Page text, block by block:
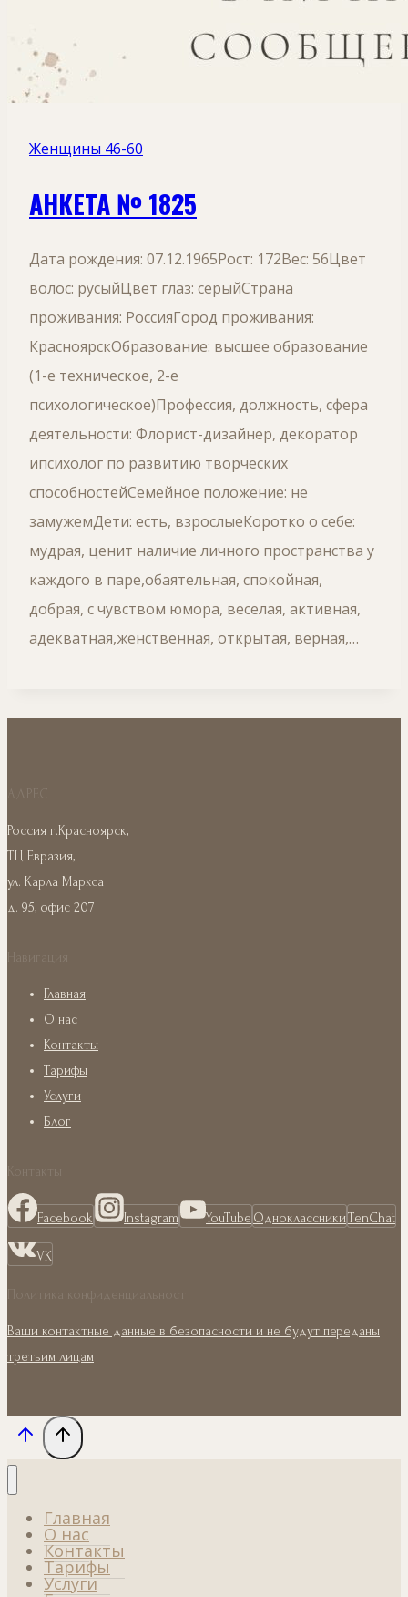
Женщины 46-60
АНКЕТА № 1825
Дата рождения: 07.12.1965Рост: 172Вес: 56Цвет
волос: русыйЦвет глаз: серыйСтрана
проживания: РоссияГород проживания:
КрасноярскОбразование: высшее образование
(1-е техническое, 2-е
психологическое)Профессия, должность, сфера
деятельности: Флорист-дизайнер, декоратор
ипсихолог по развитию творческих
способностейСемейное положение: не
замужемДети: есть, взрослыеКоротко о себе:
мудрая, ценит наличие личного пространства у
каждого в паре,обаятельная, спокойная,
добрая, с чувством юмора, веселая, активная,
адекватная,женственная, открытая, верная,…
Россия г.Красноярск,
ТЦ Евразия,
ул. Карла Маркса
д. 95, офис 207
Навигация
Главная
О нас
Контакты
Тарифы
Услуги
Блог
Контакты
Facebook Instagram YouTube ОдноклассникиTenChat
VK
Политика конфиденциальност
Ваши контактные данные в безопасности и не будут переданы
третьим лицам
Главная
О нас
Контакты
Тарифы
Услуги